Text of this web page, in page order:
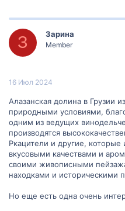
З Зарина
Member
16 Июл 2024
Алазанская долина в Грузии
природными условиями,
одним из ведущих
производятся
Ркацители и другие,
вкусовыми качествами и
своими живописными
находками и историческими
Но еще есть одна очень